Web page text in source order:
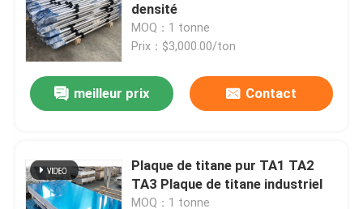
densité
MOQ：1 tonne
Prix：$3,000.00/ton
meilleur prix Contact
Plaque de titane pur TA1 TA2
TA3 Plaque de titane industriel
MOQ：1 tonne